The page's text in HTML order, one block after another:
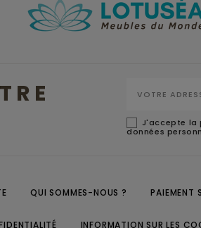
J'accepte la
données
QUI SOMMES-NOUS ? PAIEMENT
INFORMATION SUR LES